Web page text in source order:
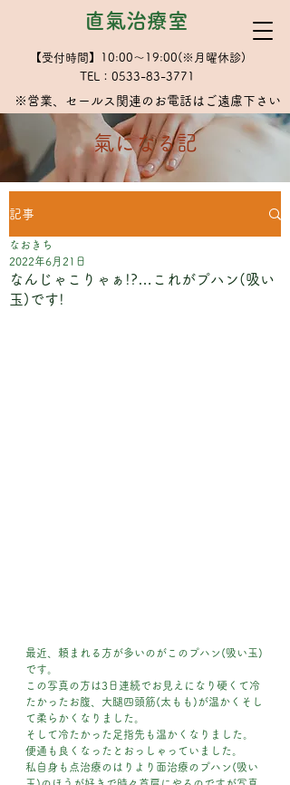
直氣治療室
【受付時間】10:00～19:00(※月曜休診)
TEL：0533-83-3771
※​営業、セールス関連のお電話はご遠慮下さい
​氣になる記
記事
なんじゃこりゃぁ!?…これがプハン(吸い
玉)です!
なおきち
2022年6月21日
最近、頼まれる方が多いのがこのプハン(吸い玉)
です。
この写真の方は3日連続でお見えになり硬くて冷
たかったお腹、大腿四頭筋(太もも)が温かくそし
て柔らかくなりました。
そして冷たかった足指先も温かくなりました。
便通も良くなったとおっしゃっていました。
私自身も点治療のはりより面治療のプハン(吸い